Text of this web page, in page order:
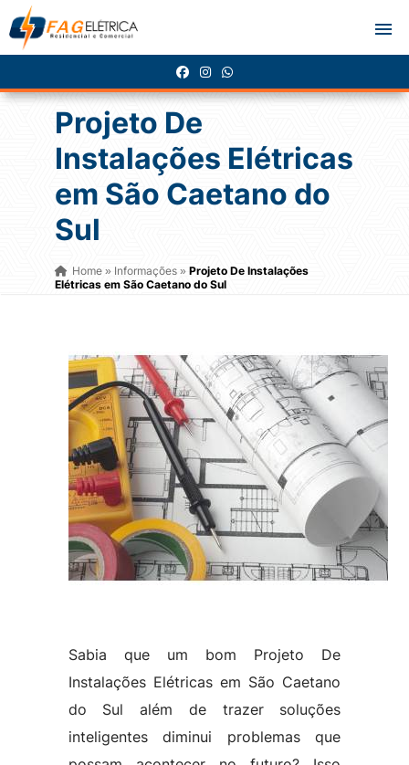
Projeto De
Instalações Elétricas
em São Caetano do
Sul
Home» Informações » Projeto De Instalações
Elétricas em São Caetano do Sul
Sabia que um bom Projeto De
Instalações Elétricas em São Caetano
do Sul além de trazer soluções
inteligentes diminui problemas que